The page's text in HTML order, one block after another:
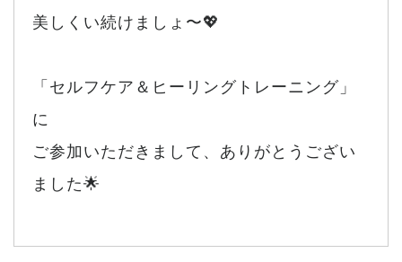
美しくい続けましょ〜💖
「セルフケア＆ヒーリングトレーニング」
に
ご参加いただきまして、ありがとうござい
ました🌟